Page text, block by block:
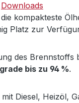
Downloads
kompakteste
Platz zur
des Brennstoffs
bis zu 94 %.
Diesel, Heizöl,